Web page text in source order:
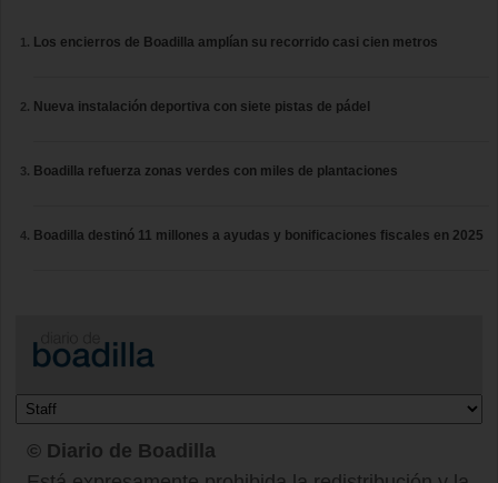
Los encierros de Boadilla amplían su recorrido casi cien metros
Nueva instalación deportiva con siete pistas de pádel
Boadilla refuerza zonas verdes con miles de plantaciones
Boadilla destinó 11 millones a ayudas y bonificaciones fiscales en 2025
© Diario de Boadilla